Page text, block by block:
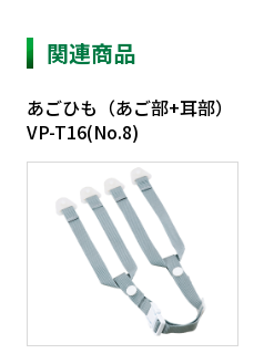
関連商品
あごひも（あご部+耳部）
VP-T16(No.8)